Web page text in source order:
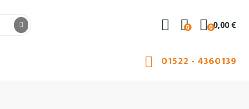
0 0,00 €
0
01522 - 4360139